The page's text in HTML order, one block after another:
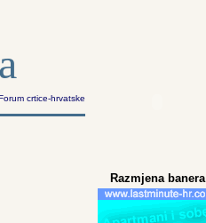
crtice-hrvatske
Razmjena banera